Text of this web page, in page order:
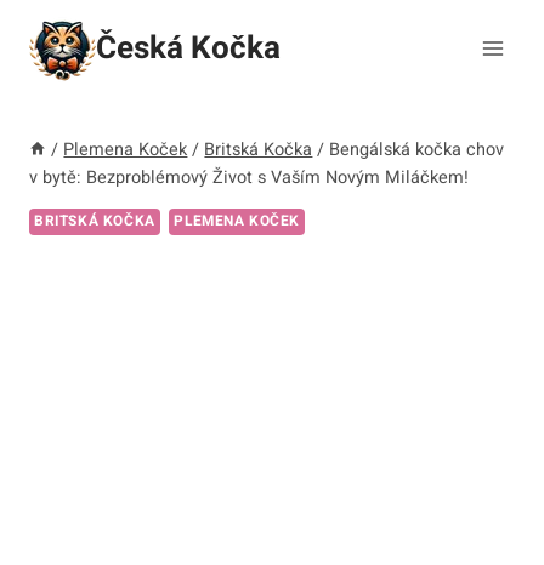
Přeskočit
obsah
Česká Kočka
/ Plemena Koček / Britská Kočka / Bengálská kočka chov
v bytě: Bezproblémový Život s Vaším Novým Miláčkem!
BRITSKÁ KOČKA PLEMENA KOČEK